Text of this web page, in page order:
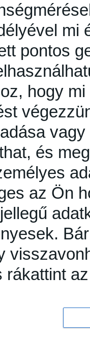
mi
pontos
hogy
és
az Ön
rákattint